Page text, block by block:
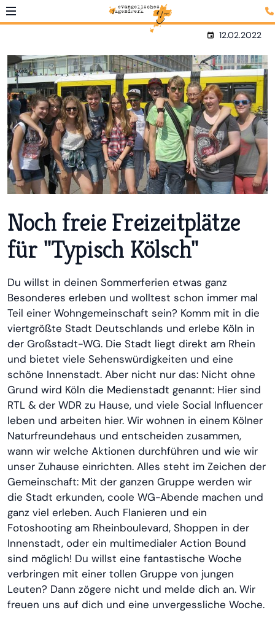
12.02.2022
Noch freie Freizeitplätze
für "Typisch Kölsch"
Du willst in deinen Sommerferien etwas ganz
Besonderes erleben und wolltest schon immer mal
Teil einer Wohngemeinschaft sein? Komm mit in die
viertgrößte Stadt Deutschlands und erlebe Köln in
der Großstadt-WG. Die Stadt liegt direkt am Rhein
und bietet viele Sehenswürdigkeiten und eine
schöne Innenstadt. Aber nicht nur das: Nicht ohne
Grund wird Köln die Medienstadt genannt: Hier sind
RTL & der WDR zu Hause, und viele Social Influencer
leben und arbeiten hier. Wir wohnen in einem Kölner
Naturfreundehaus und entscheiden zusammen,
wann wir welche Aktionen durchführen und wie wir
unser Zuhause einrichten. Alles steht im Zeichen der
Gemeinschaft: Mit der ganzen Gruppe werden wir
die Stadt erkunden, coole WG-Abende machen und
ganz viel erleben. Auch Flanieren und ein
Fotoshooting am Rheinboulevard, Shoppen in der
Innenstadt, oder ein multimedialer Action Bound
sind möglich! Du willst eine fantastische Woche
verbringen mit einer tollen Gruppe von jungen
Leuten? Dann zögere nicht und melde dich an. Wir
freuen uns auf dich und eine unvergessliche Woche.